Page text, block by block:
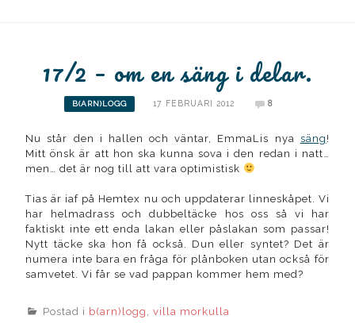
17/2 – om en säng i delar.
B(ARN)LOGG 17 FEBRUARI 2012 8
Nu står den i hallen och väntar, EmmaLis nya säng !
Mitt önsk är att hon ska kunna sova i den redan i natt…
men… det är nog till att vara optimistisk
Tias är iaf på Hemtex nu och uppdaterar linneskåpet. Vi
har helmadrass och dubbeltäcke hos oss så vi har
faktiskt inte ett enda lakan eller påslakan som passar!
Nytt täcke ska hon få också. Dun eller syntet? Det är
numera inte bara en fråga för plånboken utan också för
samvetet. Vi får se vad pappan kommer hem med?
Postad i b(arn)logg ,villa morkulla